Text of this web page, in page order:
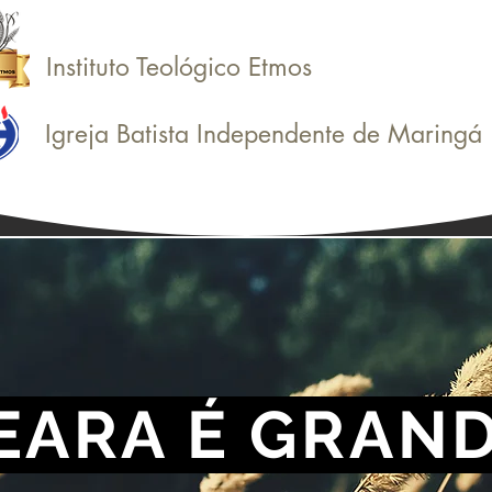
Instituto Teológico Etmos
Igreja Batista Independente de Maringá
É